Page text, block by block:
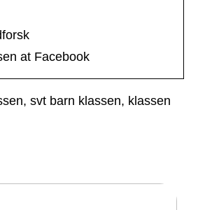
at Facebook
svt barn klassen, klassen